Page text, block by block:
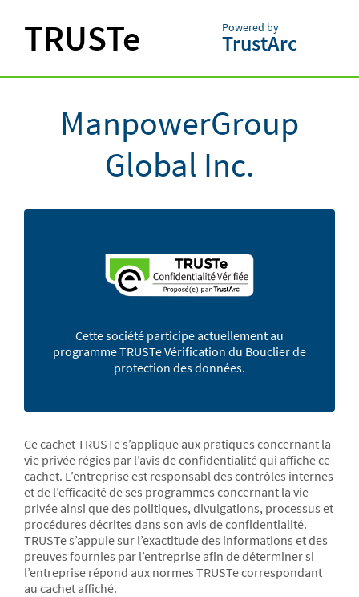
TRUSTe Powered by
TrustArc
ManpowerGroup
Global Inc.
Cette société participe actuellement au
programme TRUSTe Vérification du Bouclier de
protection des données.
Ce cachet TRUSTe s’applique aux pratiques concernant la
vie privée régies par l’avis de confidentialité qui affiche ce
cachet. L’entreprise est responsabl des contrôles internes
et de l’efficacité de ses programmes concernant la vie
privée ainsi que des politiques, divulgations, processus et
procédures décrites dans son avis de confidentialité.
TRUSTe s’appuie sur l’exactitude des informations et des
preuves fournies par l’entreprise afin de déterminer si
l’entreprise répond aux normes TRUSTe correspondant
au cachet affiché.